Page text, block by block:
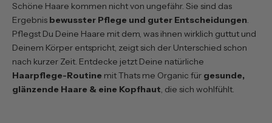
Schöne Haare kommen nicht von ungefähr. Sie sind das
Ergebnis bewusster Pflege und guter Entscheidungen.
Pflegst Du Deine Haare mit dem, was ihnen wirklich guttut und
Deinem Körper entspricht, zeigt sich der Unterschied schon
nach kurzer Zeit. Entdecke jetzt Deine natürliche
Haarpflege-Routine mit Thats me Organic für gesunde,
glänzende Haare & eine Kopfhaut, die sich wohlfühlt.